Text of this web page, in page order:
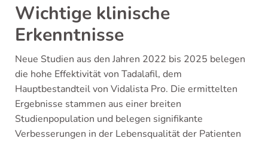
Wichtige klinische
Erkenntnisse
Neue Studien aus den Jahren 2022 bis 2025 belegen
die hohe Effektivität von Tadalafil, dem
Hauptbestandteil von Vidalista Pro. Die ermittelten
Ergebnisse stammen aus einer breiten
Studienpopulation und belegen signifikante
Verbesserungen in der Lebensqualität der Patienten